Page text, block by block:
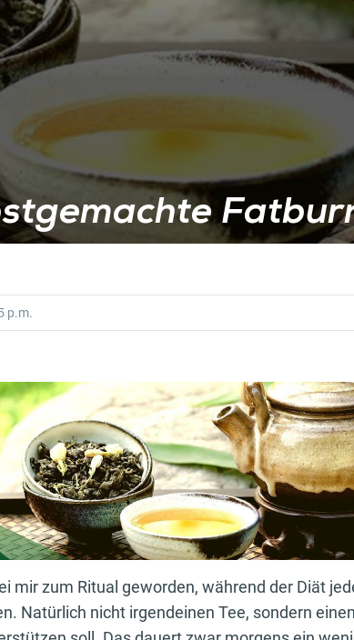
p.m.
mir zum Ritual geworden, während der Diät
Natürlich nicht irgendeinen Tee, sondern